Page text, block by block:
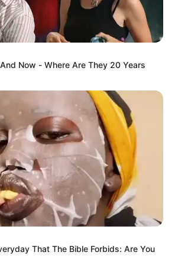
El Niño
Now - Where Are They 20 Years
That The Bible Forbids: Are You